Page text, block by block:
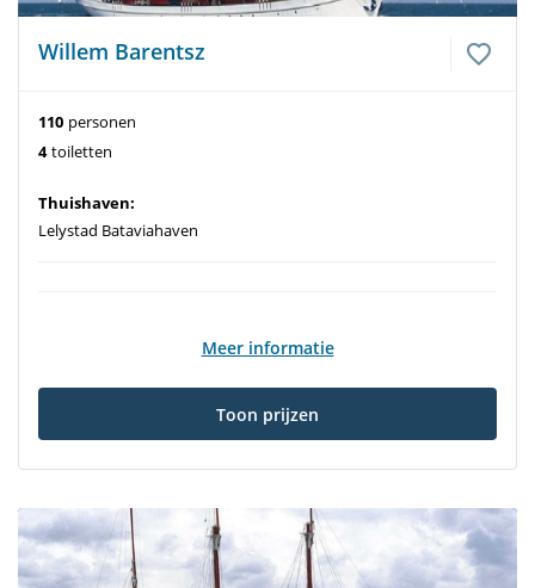
Willem Barentsz
110 personen
4 toiletten
Thuishaven:
Lelystad Bataviahaven
Meer informatie
Toon prijzen